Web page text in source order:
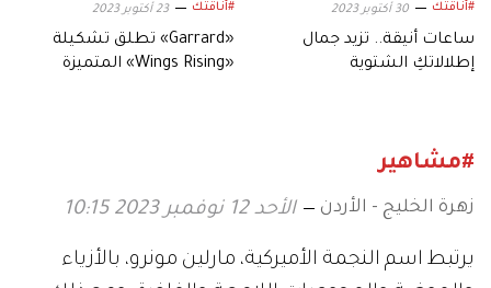
#أناقتك 30 أكتوبر 2023
ساعات أنيقة.. تزيد جمال
إطلالاتكِ الشتوية
#أناقتك 23 أكتوبر 2023
«Garrard» تطلق تشكيلة
«Wings Rising» المتميزة
#مشاهير
زهرة الخليج - الأردن الأحد 12 نوفمبر 2023 10:15
يرتبط اسم النجمة الأميركية، مارلين مونرو، بالأزياء